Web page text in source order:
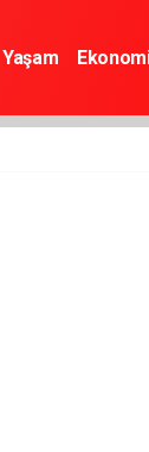
Yaşam